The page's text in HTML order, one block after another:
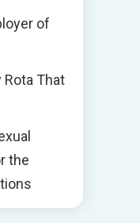
of
Rota That
the